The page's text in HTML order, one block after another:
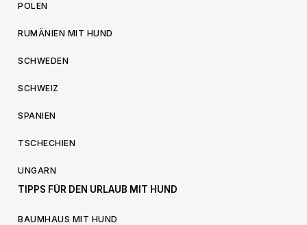
POLEN
RUMÄNIEN MIT HUND
SCHWEDEN
SCHWEIZ
SPANIEN
TSCHECHIEN
UNGARN
TIPPS FÜR DEN URLAUB MIT HUND
BAUMHAUS MIT HUND